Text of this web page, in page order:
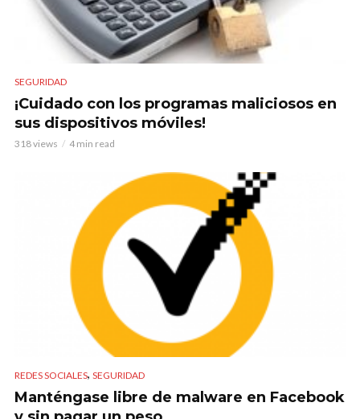
SEGURIDAD
¡Cuidado con los programas maliciosos en
sus dispositivos móviles!
318 views 4 min read
REDES SOCIALES, SEGURIDAD
Manténgase libre de malware en Facebook